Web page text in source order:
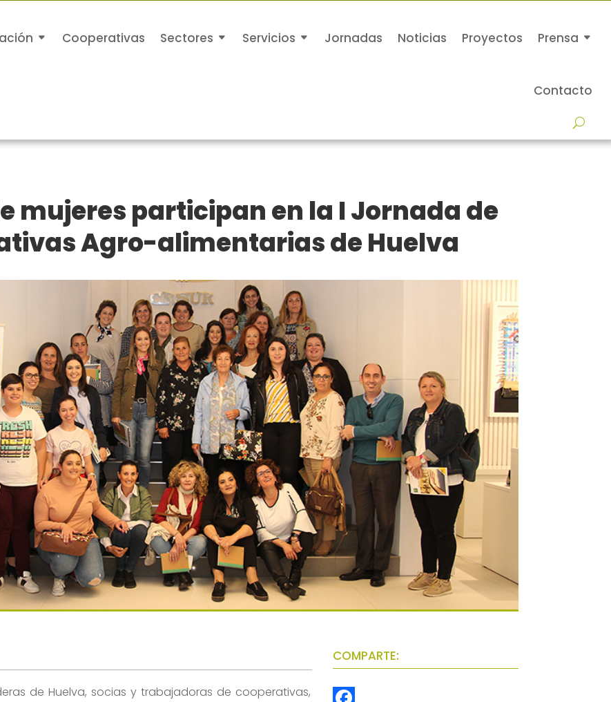
Cooperativas Sectores Servicios Jornadas Noticias Proyectos Prensa
Contacto
mujeres participan en la I Jornada de
Agro-alimentarias de Huelva
de Huelva, socias y trabajadoras de cooperativas,
COMPARTE: